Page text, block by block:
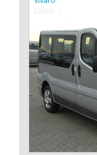
(2010 - )